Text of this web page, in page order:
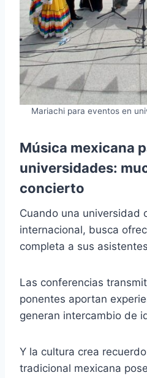
Mariachi para eventos en
Música mexicana
universidades:
concierto
Cuando una universidad
internacional, busca
completa a sus
Las conferencias
ponentes aportan
generan intercambio de
Y la cultura crea
tradicional mexicana